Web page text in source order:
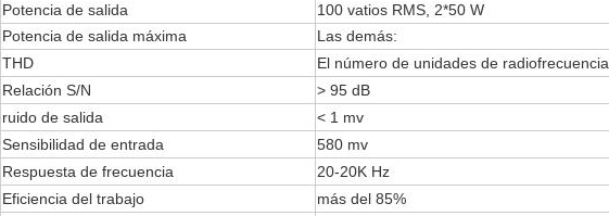
Potencia de salida
100 vatios RMS, 2*50 W
Potencia de salida máxima
Las demás:
THD
El número de unidades de radiofrecuencia
Relación S/N
> 95 dB
ruido de salida
< 1 mv
Sensibilidad de entrada
580 mv
Respuesta de frecuencia
20-20K Hz
Eficiencia del trabajo
más del 85%